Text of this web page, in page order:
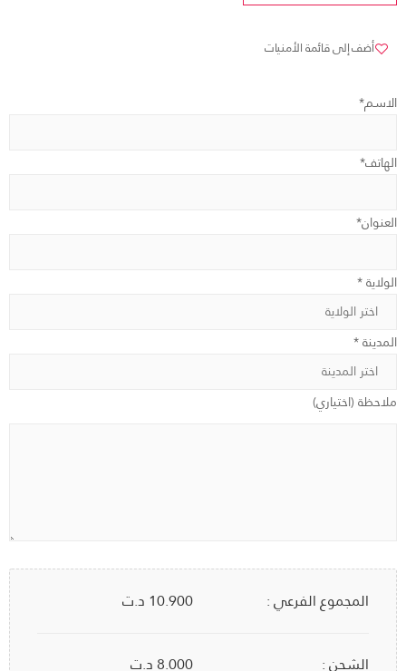
أضف إلى قائمة الأمنيات
الاسم*
الهاتف*
العنوان*
الولاية *
المدينة *
ملاحظة (اختياري)
المجموع الفرعي : 10.900 د.ت
الشحن : 8.000 د.ت